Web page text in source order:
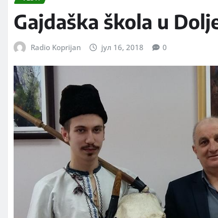
Gajdaška škola u
Radio Koprijan јул 16, 2018 0